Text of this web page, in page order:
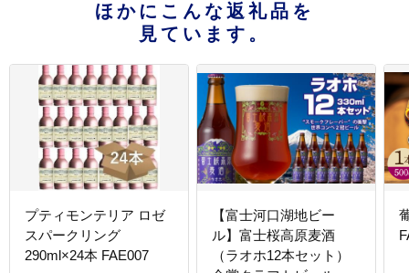
ほかにこんな返礼品を
見ています。
プティモンテリア ロゼ
スパークリング
290ml×24本 FAE007
【富士河口湖地ビー
ル】富士桜高原麦酒
（ラオホ12本セット）